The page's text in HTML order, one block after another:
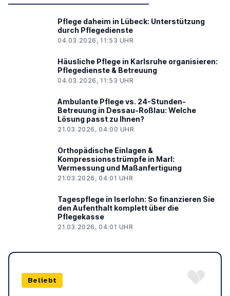
Pflege daheim in Lübeck: Unterstützung
durch Pflegedienste
04.03.2026, 11:53 UHR
Häusliche Pflege in Karlsruhe organisieren:
Pflegedienste & Betreuung
04.03.2026, 11:53 UHR
Ambulante Pflege vs. 24-Stunden-
Betreuung in Dessau-Roßlau: Welche
Lösung passt zu Ihnen?
21.03.2026, 04:00 UHR
Orthopädische Einlagen &
Kompressionsstrümpfe in Marl:
Vermessung und Maßanfertigung
21.03.2026, 04:01 UHR
Tagespflege in Iserlohn: So finanzieren Sie
den Aufenthalt komplett über die
Pflegekasse
21.03.2026, 04:01 UHR
Beliebt